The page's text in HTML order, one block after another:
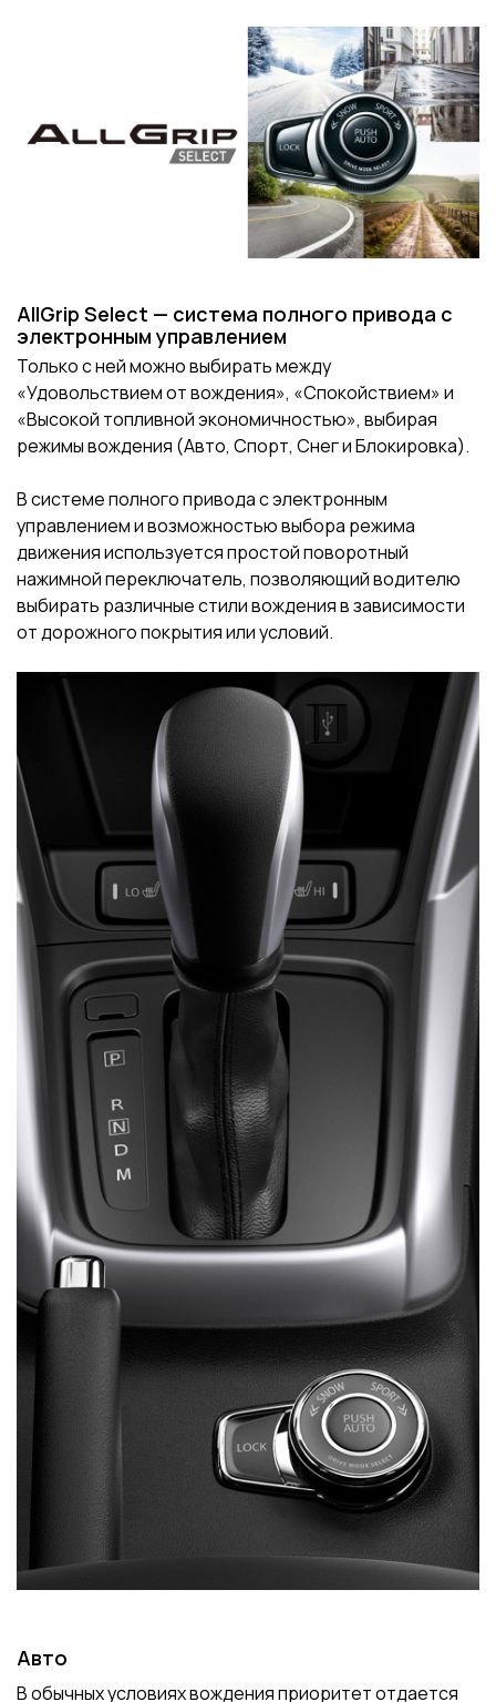
AllGrip Select — система полного привода с
электронным управлением
Только с ней можно выбирать между
«Удовольствием от вождения», «Спокойствием» и
«Высокой топливной экономичностью», выбирая
режимы вождения (Авто, Спорт, Снег и Блокировка).
В системе полного привода с электронным
управлением и возможностью выбора режима
движения используется простой поворотный
нажимной переключатель, позволяющий водителю
выбирать различные стили вождения в зависимости
от дорожного покрытия или условий.
Авто
В обычных условиях вождения приоритет отдается